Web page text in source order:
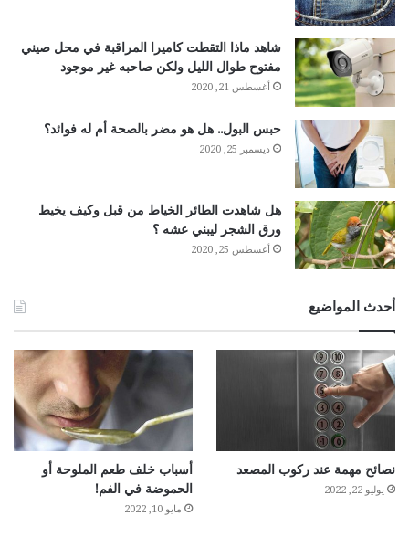
شاهد ماذا التقطت كاميرا المراقبة في محل صيني
مفتوح طوال الليل ولكن صاحبه غير موجود
أغسطس 21, 2020
حبس البول.. هل هو مضر بالصحة أم له فوائد؟
ديسمبر 25, 2020
هل شاهدت الطائر الخياط من قبل وكيف يخيط
ورق الشجر ليبني عشه ؟
أغسطس 25, 2020
أحدث المواضيع
نصائح مهمة عند ركوب المصعد
يوليو 22, 2022
أسباب خلف طعم الملوحة أو
الحموضة في الفم!
مايو 10, 2022